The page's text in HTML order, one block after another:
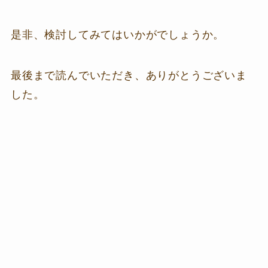
是非、検討してみてはいかがでしょうか。
最後まで読んでいただき、ありがとうございま
した。